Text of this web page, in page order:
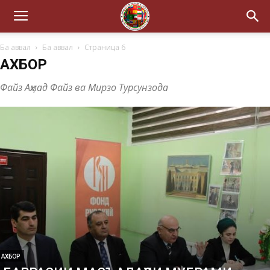
Ба аввал Ба аввал Страница 6
АХБОР
Файз Аҳмад Файз ва Мирзо Турсунзода
АХБОР